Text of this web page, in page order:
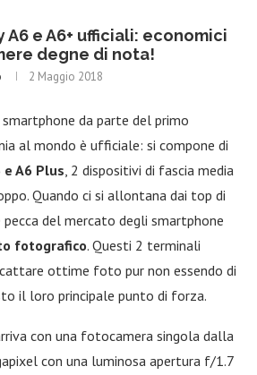
A6 e A6+ ufficiali: economici
degne di nota!
2 Maggio 2018
da parte del primo
al mondo è ufficiale: si compone di
e A6 Plus , 2 dispositivi di fascia media
Quando ci si allontana dai top di
pecca del mercato degli smartphone
fotografico. Questi 2 terminali
ottime foto pur non essendo di
il loro principale punto di forza.
con una fotocamera singola dalla
con una luminosa apertura f/1.7